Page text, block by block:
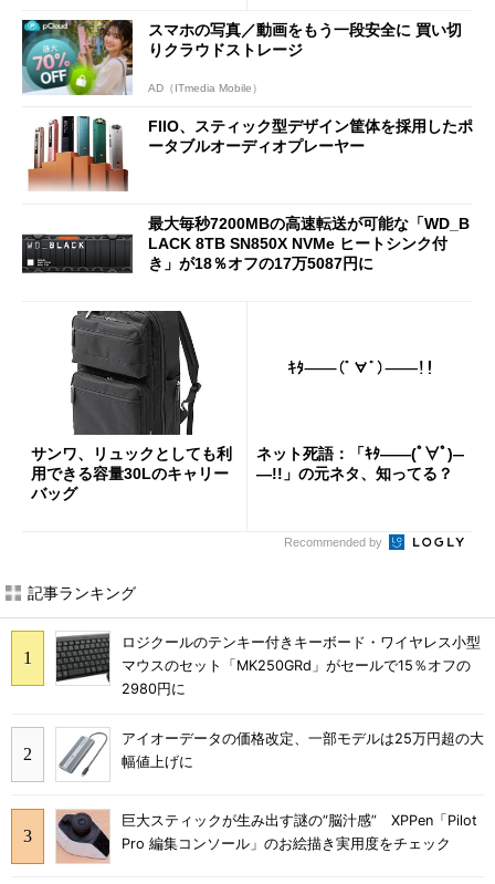
スマホの写真／動画をもう一段安全に 買い切
りクラウドストレージ
AD（ITmedia Mobile）
FIIO、スティック型デザイン筐体を採用したポ
ータブルオーディオプレーヤー
最大毎秒7200MBの高速転送が可能な「WD_B
LACK 8TB SN850X NVMe ヒートシンク付
き」が18％オフの17万5087円に
サンワ、リュックとしても利
用できる容量30Lのキャリー
バッグ
ネット死語：「ｷﾀ――(ﾟ∀ﾟ)―
―!!」の元ネタ、知ってる？
Recommended by
記事ランキング
ロジクールのテンキー付きキーボード・ワイヤレス小型
マウスのセット「MK250GRd」がセールで15％オフの
2980円に
アイオーデータの価格改定、一部モデルは25万円超の大
幅値上げに
巨大スティックが生み出す謎の“脳汁感” XPPen「Pilot
Pro 編集コンソール」のお絵描き実用度をチェック